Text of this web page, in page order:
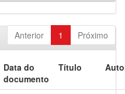
Anterior 1 Próximo
Data do
documento
Título